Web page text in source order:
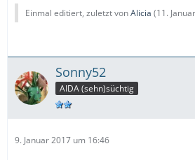
Einmal editiert, zuletzt vonAlicia (11.
Sonny52
AIDA (sehn)süchtig
9. Januar 2017 um 16:46